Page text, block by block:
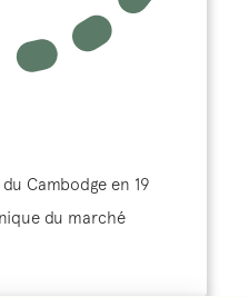
Cambodge en 19
du marché